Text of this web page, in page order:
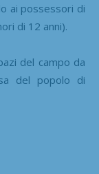
ai possessori di
di 12 anni).
del campo da
del popolo di